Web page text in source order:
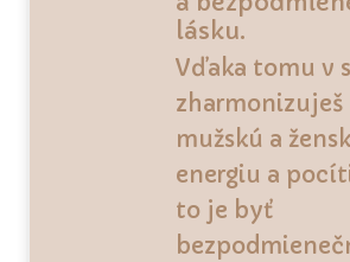
lásku.
Vďaka tomu v
zharmonizuješ
mužskú a
energiu a
to je byť